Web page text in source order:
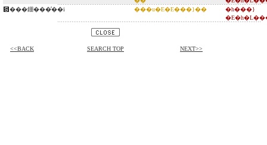
���錋���̕��i
���u�E�E���}��
�h���}
<<BACK SEARCH TOP NEXT>>